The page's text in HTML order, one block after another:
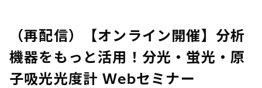
（再配信）【オンライン開催】分析
機器をもっと活用！分光・蛍光・原
子吸光光度計 Webセミナー